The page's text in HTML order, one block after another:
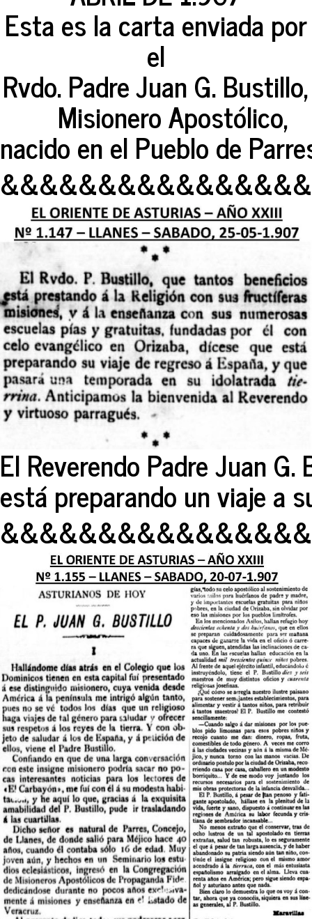
Esta es la carta enviada por
el
Rvdo. Padre Juan G. Bustillo,
Misionero Apostólico,
nacido en el Pueblo de
El Reverendo Padre Juan G.
está preparando un viaje a